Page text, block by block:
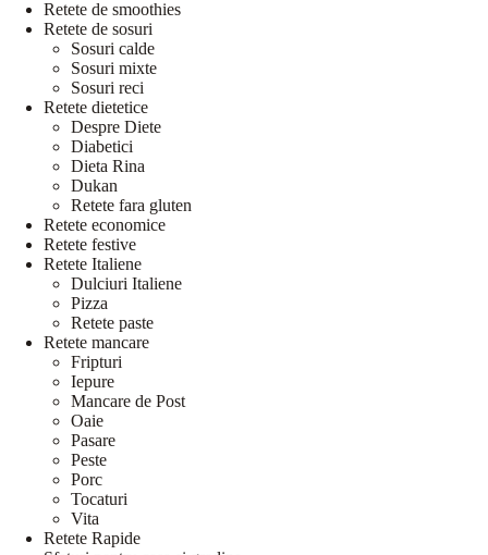
Retete de smoothies
Retete de sosuri
Sosuri calde
Sosuri mixte
Sosuri reci
Retete dietetice
Despre Diete
Diabetici
Dieta Rina
Dukan
Retete fara gluten
Retete economice
Retete festive
Retete Italiene
Dulciuri Italiene
Pizza
Retete paste
Retete mancare
Fripturi
Iepure
Mancare de Post
Oaie
Pasare
Peste
Porc
Tocaturi
Vita
Retete Rapide